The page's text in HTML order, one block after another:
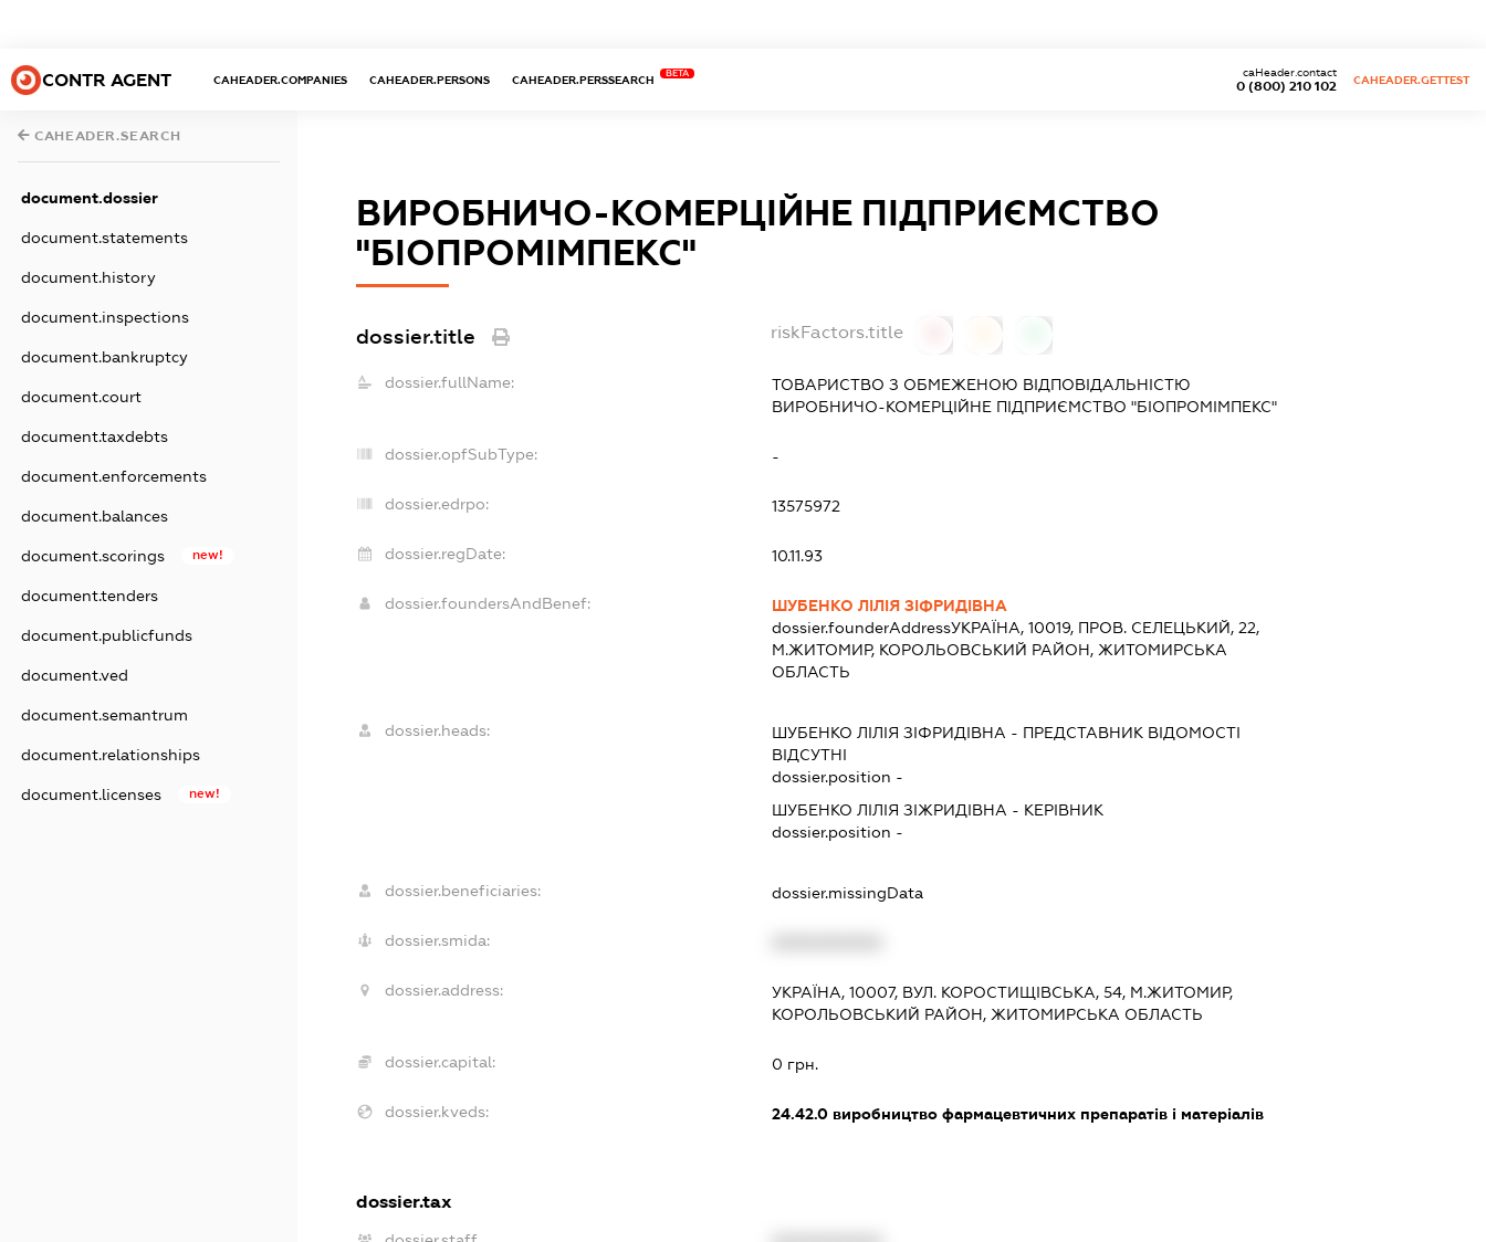
CONTR AGENT CAHEADER.COMPANIES CAHEADER.PERSONS CAHEADER.PERSSEARCH
BETA
0 (800) 210 102
caHeader.contact
CAHEADER.GETTEST
CAHEADER.SEARCH
document.dossier
document.statements
document.history
document.inspections
document.bankruptcy
document.court
document.taxdebts
document.enforcements
document.balances
document.scorings new!
document.tenders
document.publicfunds
document.ved
document.semantrum
document.relationships
document.licenses new!
ВИРОБНИЧО-КОМЕРЦІЙНЕ ПІДПРИЄМСТВО
"БІОПРОМІМПЕКС"
dossier.title riskFactors.title
dossier.fullName:
ТОВАРИСТВО З ОБМЕЖЕНОЮ ВІДПОВІДАЛЬНІСТЮ
ВИРОБНИЧО-КОМЕРЦІЙНЕ ПІДПРИЄМСТВО "БІОПРОМІМПЕКС"
dossier.opfSubType: -
dossier.edrpo: 13575972
dossier.regDate: 10.11.93
dossier.foundersAndBenef:
ШУБЕНКО ЛІЛІЯ ЗІФРИДІВНА
dossier.founderAddressУКРАЇНА, 10019, ПРОВ. СЕЛЕЦЬКИЙ, 22,
М.ЖИТОМИР, КОРОЛЬОВСЬКИЙ РАЙОН, ЖИТОМИРСЬКА
ОБЛАСТЬ
dossier.heads: ШУБЕНКО ЛІЛІЯ ЗІФРИДІВНА - ПРЕДСТАВНИКВІДОМОСТІ
ВІДСУТНІ
dossier.position -
ШУБЕНКО ЛІЛІЯ ЗІЖРИДІВНА - КЕРІВНИК
dossier.position -
dossier.beneficiaries: dossier.missingData
dossier.smida:
dossier.address:
УКРАЇНА, 10007, ВУЛ. КОРОСТИЩІВСЬКА, 54, М.ЖИТОМИР,
КОРОЛЬОВСЬКИЙ РАЙОН, ЖИТОМИРСЬКА ОБЛАСТЬ
dossier.capital: 0 грн.
dossier.kveds: 24.42.0виробництво фармацевтичних препаратів і матеріалів
dossier.tax